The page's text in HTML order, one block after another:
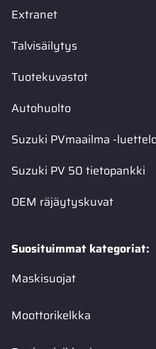
Extranet
Talvisäilytys
Tuotekuvastot
Autohuolto
Suzuki PVmaailma -
Suzuki PV 50 tietopankki
OEM räjäytyskuvat
Suosituimmat kategoriat:
Maskisuojat
Moottorikelkka